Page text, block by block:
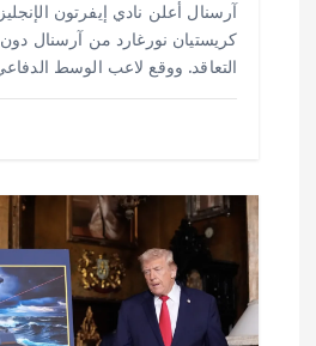
آرسنال أعلن نادي إيفرتون
كريستيان نورغارد من آرسنال
التعاقد. ووقع لاعب الوسط